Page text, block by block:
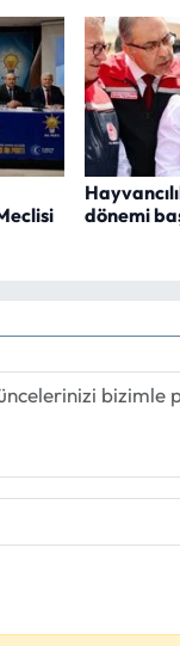
dönemi